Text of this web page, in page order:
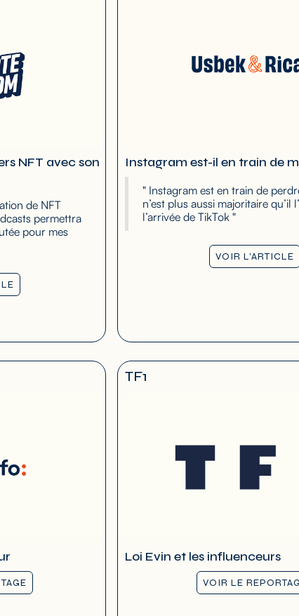
NFT avec son
de NFT
permettra
pour mes
Instagram est-il en train de
" Instagram est en train de
n’est plus aussi majoritaire qu’il
l’arrivée de TikTok "
VOIR L'ARTICLE
TF1
Loi Evin et les influenceurs
VOIR LE